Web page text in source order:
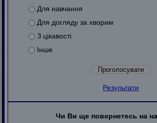
Для навчання
Для догляду за хворим
З цікавості
Інше
Результати
Чи Ви ще повернетесь на